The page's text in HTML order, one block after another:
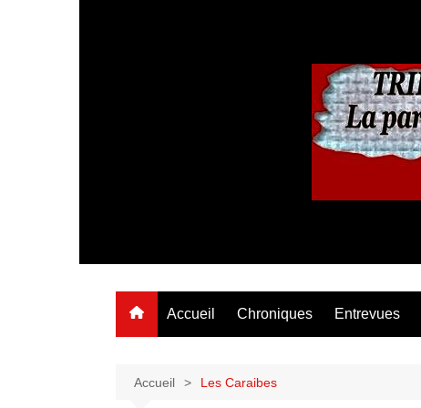
Accueil Chroniques Entrevues
Accueil Les Caraibes